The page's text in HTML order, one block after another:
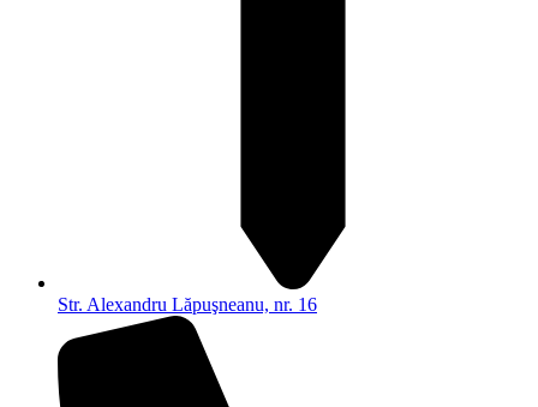
Str. Alexandru Lăpuşneanu, nr. 16